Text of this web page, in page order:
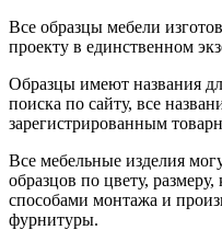
Все образцы мебели
проекту в единственном
Образцы имеют названия
поиска по сайту, все
зарегистрированным
Все мебельные изделия
образцов по цвету,
способами монтажа и
фурнитуры.